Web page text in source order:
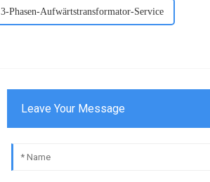
3-Phasen-Aufwärtstransformator-Service
Leave Your Message